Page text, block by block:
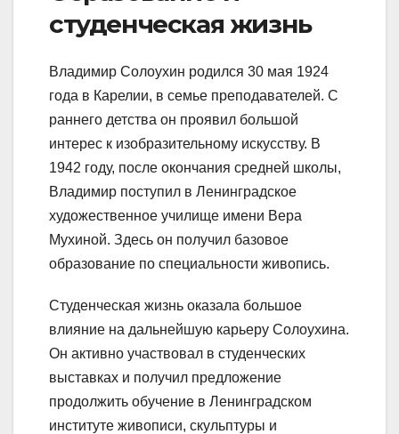
студенческая жизнь
Владимир Солоухин родился 30 мая 1924
года в Карелии, в семье преподавателей. С
раннего детства он проявил большой
интерес к изобразительному искусству. В
1942 году, после окончания средней школы,
Владимир поступил в Ленинградское
художественное училище имени Вера
Мухиной. Здесь он получил базовое
образование по специальности живопись.
Студенческая жизнь оказала большое
влияние на дальнейшую карьеру Солоухина.
Он активно участвовал в студенческих
выставках и получил предложение
продолжить обучение в Ленинградском
институте живописи, скульптуры и